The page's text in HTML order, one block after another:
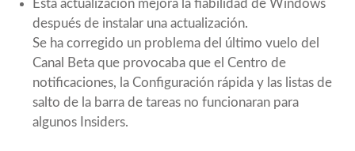
Esta actualización mejora la fiabilidad de Windows
después de instalar una actualización.
Se ha corregido un problema del último vuelo del
Canal Beta que provocaba que el Centro de
notificaciones, la Configuración rápida y las listas de
salto de la barra de tareas no funcionaran para
algunos Insiders.